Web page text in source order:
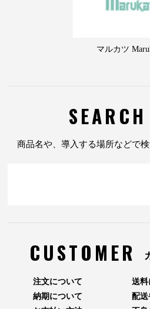
マルカツ
SEARCH
商品名や、導入する場所などで
CUSTOMER
注文について
納期について
送料
配送